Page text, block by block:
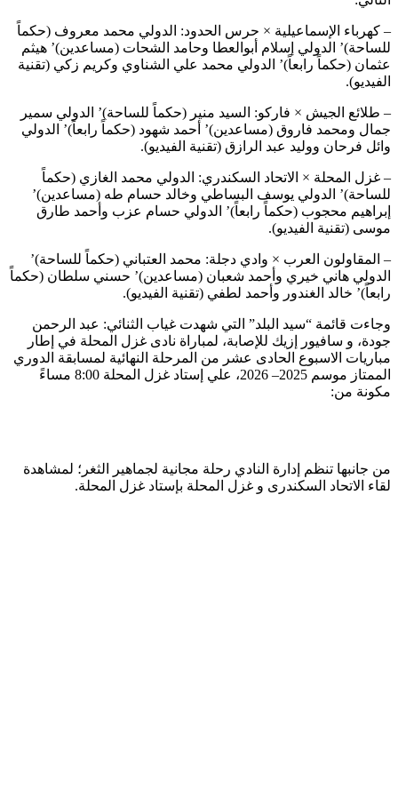
– كهرباء الإسماعيلية × حرس الحدود: الدولي محمد معروف (حكماً
للساحة)’ الدولي إسلام أبوالعطا وحامد الشحات (مساعدين)’ هيثم
عثمان (حكماً رابعاً)’ الدولي محمد علي الشناوي وكريم زكي (تقنية
الفيديو).
– طلائع الجيش × فاركو: السيد منير (حكماً للساحة)’ الدولي سمير
جمال ومحمد فاروق (مساعدين)’ أحمد شهود (حكماً رابعاً)’ الدولي
وائل فرحان ووليد عبد الرازق (تقنية الفيديو).
– غزل المحلة × الاتحاد السكندري: الدولي محمد الغازي (حكماً
للساحة)’ الدولي يوسف البساطي وخالد حسام طه (مساعدين)’
إبراهيم محجوب (حكماً رابعاً)’ الدولي حسام عزب وأحمد طارق
موسى (تقنية الفيديو).
– المقاولون العرب × وادي دجلة: محمد العتباني (حكماً للساحة)’
الدولي هاني خيري وأحمد شعبان (مساعدين)’ حسني سلطان (حكماً
رابعاً)’ خالد الغندور وأحمد لطفي (تقنية الفيديو).
وجاءت قائمة “سيد البلد” التي شهدت غياب الثنائي: عبد الرحمن
جودة، و سافيور إزيك للإصابة، لمباراة نادى غزل المحلة في إطار
مباريات الاسبوع الحادى عشر من المرحلة النهائية لمسابقة الدوري
الممتاز موسم 2025– 2026، علي إستاد غزل المحلة 8:00 مساءً
مكونة من:
من جانبها تنظم إدارة النادي رحلة مجانية لجماهير الثغر؛ لمشاهدة
لقاء الاتحاد السكندرى و غزل المحلة بإستاد غزل المحلة.